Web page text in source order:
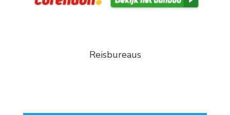
Reisbureaus